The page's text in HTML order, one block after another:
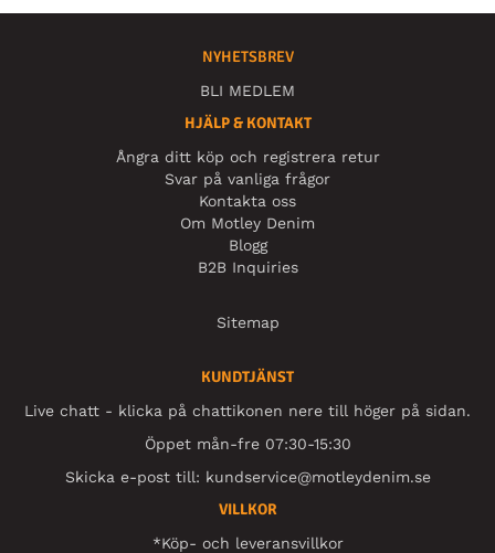
NYHETSBREV
BLI MEDLEM
HJÄLP & KONTAKT
Ångra ditt köp och registrera retur
Svar på vanliga frågor
Kontakta oss
Om Motley Denim
Blogg
B2B Inquiries
Sitemap
KUNDTJÄNST
Live chatt - klicka på chattikonen nere till höger på sidan.
Öppet mån-fre 07:30-15:30
Skicka e-post till: kundservice@motleydenim.se
VILLKOR
*Köp- och leveransvillkor